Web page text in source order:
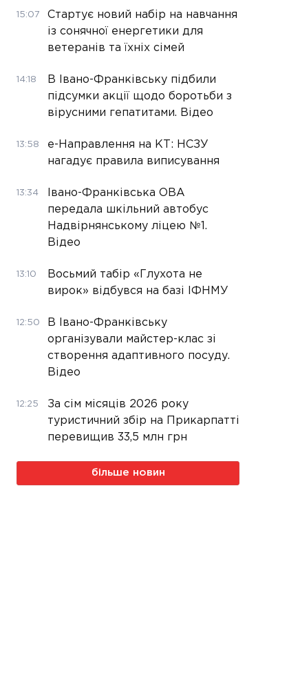
15:07
Стартує новий набір на навчання
із сонячної енергетики для
ветеранів та їхніх сімей
14:18
В Івано-Франківську підбили
підсумки акції щодо боротьби з
вірусними гепатитами. Відео
13:58
е-Направлення на КТ: НСЗУ
нагадує правила виписування
13:34
Івано-Франківська ОВА
передала шкільний автобус
Надвірнянському ліцею №1.
Відео
13:10
Восьмий табір «Глухота не
вирок» відбувся на базі ІФНМУ
12:50
В Івано-Франківську
організували майстер-клас зі
створення адаптивного посуду.
Відео
12:25
За сім місяців 2026 року
туристичний збір на Прикарпатті
перевищив 33,5 млн грн
більше новин